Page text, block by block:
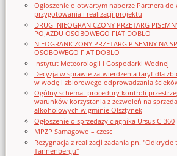
Ogłoszenie o otwartym naborze Partnera do
przygotowania i realizacji projektu
DRUGI NIEOGRANICZONY PRZETARG
POJAZDU OSOBOWEGO FIAT DOBLO
NIEOGRANICZONY PRZETARG PISEMNY NA
OSOBOWEGO FIAT DOBLO
Instytut Meteorologii i Gospodarki Wodnej
Decyzja w sprawie zatwierdzenia taryf dla
w wodę i zbiorowego odprowadzania
Ogólny schemat procedury kontroli
warunków korzystania z zezwoleń na
alkoholowych w gminie Olsztynek
Ogłoszenie o sprzedaży ciągnika Ursus C-360
MPZP Samagowo – czesc I
Rezygnacja z realizacji zadania pn.
Tannenbergu"